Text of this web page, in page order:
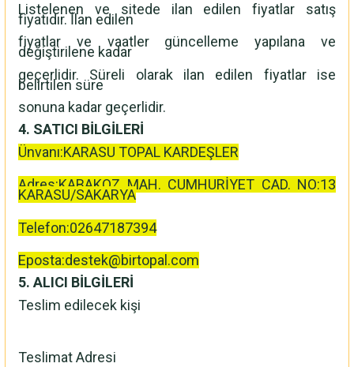
Listelenen ve sitede ilan edilen fiyatlar satış
fiyatıdır. İlan edilen
fiyatlar ve vaatler güncelleme yapılana ve
değiştirilene kadar
geçerlidir. Süreli olarak ilan edilen fiyatlar ise
belirtilen süre
sonuna kadar geçerlidir.
4. SATICI BİLGİLERİ
Ünvanı:KARASU TOPAL KARDEŞLER
Adres:KABAKOZ MAH. CUMHURİYET CAD. NO:13
KARASU/SAKARYA
Telefon:02647187394
Eposta:destek@birtopal.com
5. ALICI BİLGİLERİ
Teslim edilecek kişi
Teslimat Adresi